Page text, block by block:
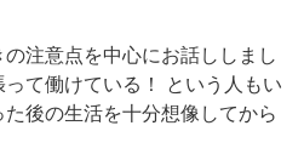
注意点を中心にお話ししまし
て働けている！ という人もい
後の生活を十分想像してから